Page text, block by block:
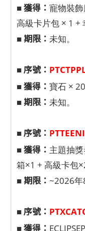
■獲得： 寵物裝
高級卡片包 × 1 +
■期限： 未知。
■序號：
■獲得： 寶石 ×
■期限： 未知。
■序號：
■獲得： 主題抽
箱×1 + 高級卡包
■期限： ~2026年
■序號：
■獲得：